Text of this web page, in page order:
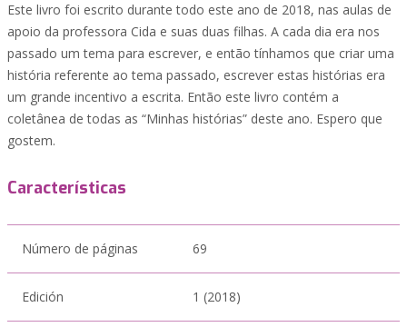
Este livro foi escrito durante todo este ano de 2018, nas aulas de
apoio da professora Cida e suas duas filhas. A cada dia era nos
passado um tema para escrever, e então tínhamos que criar uma
história referente ao tema passado, escrever estas histórias era
um grande incentivo a escrita. Então este livro contém a
coletânea de todas as “Minhas histórias” deste ano. Espero que
gostem.
Características
Número de páginas 69
Edición 1 (2018)